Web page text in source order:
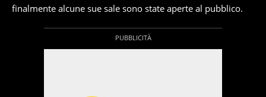
finalmente alcune sue sale sono state aperte al pubblico.